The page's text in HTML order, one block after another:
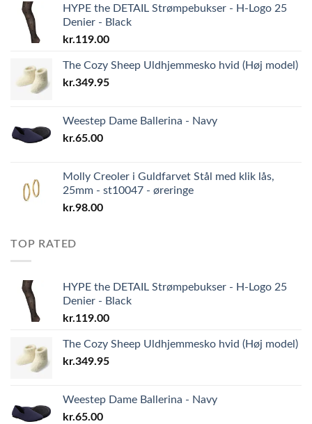
HYPE the DETAIL Strømpebukser - H-Logo 25
Denier - Black
kr.119.00
The Cozy Sheep Uldhjemmesko hvid (Høj model)
kr.349.95
Weestep Dame Ballerina - Navy
kr.65.00
Molly Creoler i Guldfarvet Stål med klik lås,
25mm - st10047 - øreringe
kr.98.00
TOP RATED
HYPE the DETAIL Strømpebukser - H-Logo 25
Denier - Black
kr.119.00
The Cozy Sheep Uldhjemmesko hvid (Høj model)
kr.349.95
Weestep Dame Ballerina - Navy
kr.65.00